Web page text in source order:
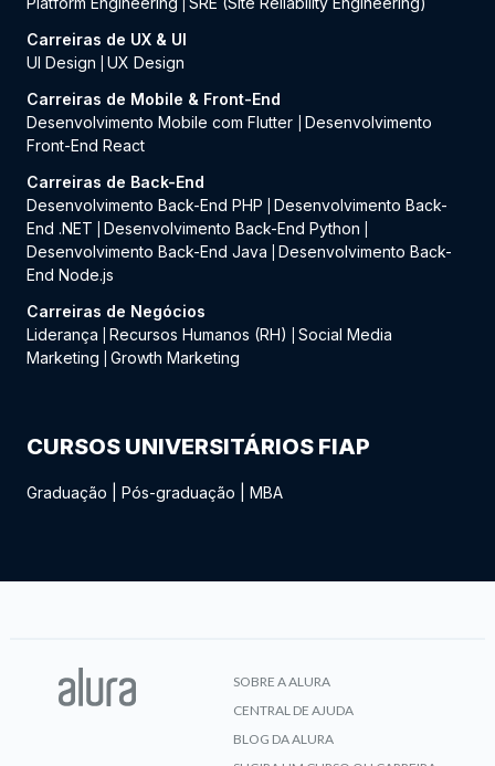
Carreiras de UX & UI
UI Design
UX Design
Carreiras de Mobile & Front-End
Desenvolvimento Mobile com Flutter
Desenvolvimento
Front-End React
Carreiras de Back-End
Desenvolvimento Back-End PHP
Desenvolvimento Back-
End .NET
Desenvolvimento Back-End Python
Desenvolvimento Back-End Java
Desenvolvimento Back-
End Node.js
Carreiras de Negócios
Liderança
Recursos Humanos (RH)
Social Media
Marketing
Growth Marketing
CURSOS UNIVERSITÁRIOS FIAP
Graduação Pós-graduação MBA
SOBRE A ALURA
CENTRAL DE AJUDA
BLOG DA ALURA